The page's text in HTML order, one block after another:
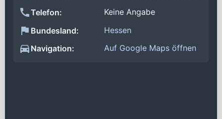
Telefon:
Keine Angabe
Bundesland:
Hessen
Navigation:
Auf Google Maps öffnen